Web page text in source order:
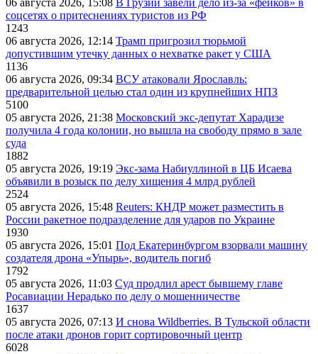
06 августа 2026, 15:08 В Грузии завели дело из-за «фейков» в
соцсетях о притеснениях туристов из РФ
1243
06 августа 2026, 12:14 Трамп пригрозил тюрьмой
допустившим утечку данных о нехватке ракет у США
1136
06 августа 2026, 09:34 ВСУ атаковали Ярославль:
предварительной целью стал один из крупнейших НПЗ
5100
05 августа 2026, 21:38 Московский экс-депутат Харадизе
получила 4 года колонии, но вышла на свободу прямо в зале
суда
1882
05 августа 2026, 19:19 Экс-зама Набиуллиной в ЦБ Исаева
объявили в розыск по делу хищения 4 млрд рублей
2524
05 августа 2026, 15:48 Reuters: КНДР может разместить в
России ракетное подразделение для ударов по Украине
1930
05 августа 2026, 15:01 Под Екатеринбургом взорвали машину
создателя дрона «Упырь», водитель погиб
1792
05 августа 2026, 11:03 Суд продлил арест бывшему главе
Росавиации Нерадько по делу о мошенничестве
1637
05 августа 2026, 07:13 И снова Wildberries. В Тульской области
после атаки дронов горит сортировочный центр
6028